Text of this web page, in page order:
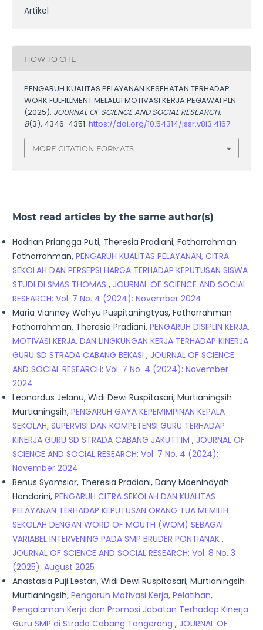
Artikel
HOW TO CITE
PENGARUH KUALITAS PELAYANAN KESEHATAN TERHADAP
WORK FULFILLMENT MELALUI MOTIVASI KERJA PEGAWAI PLN.
(2025). JOURNAL OF SCIENCE AND SOCIAL RESEARCH,
8(3), 4346-4351. https://doi.org/10.54314/jssr.v8i3.4167
MORE CITATION FORMATS
Most read articles by the same author(s)
Hadrian Priangga Puti, Theresia Pradiani, Fathorrahman
Fathorrahman, PENGARUH KUALITAS PELAYANAN, CITRA
SEKOLAH DAN PERSEPSI HARGA TERHADAP KEPUTUSAN SISWA
STUDI DI SMAS THOMAS , JOURNAL OF SCIENCE AND SOCIAL
RESEARCH: Vol. 7 No. 4 (2024): November 2024
Maria Vianney Wahyu Puspitaningtyas, Fathorrahman
Fathorrahman, Theresia Pradiani, PENGARUH DISIPLIN KERJA,
MOTIVASI KERJA, DAN LINGKUNGAN KERJA TERHADAP KINERJA
GURU SD STRADA CABANG BEKASI , JOURNAL OF SCIENCE
AND SOCIAL RESEARCH: Vol. 7 No. 4 (2024): November
2024
Leonardus Jelanu, Widi Dewi Ruspitasari, Murtianingsih
Murtianingsih, PENGARUH GAYA KEPEMIMPINAN KEPALA
SEKOLAH, SUPERVISI DAN KOMPETENSI GURU TERHADAP
KINERJA GURU SD STRADA CABANG JAKUTTIM , JOURNAL OF
SCIENCE AND SOCIAL RESEARCH: Vol. 7 No. 4 (2024):
November 2024
Benus Syamsiar, Theresia Pradiani, Dany Moenindyah
Handarini, PENGARUH CITRA SEKOLAH DAN KUALITAS
PELAYANAN TERHADAP KEPUTUSAN ORANG TUA MEMILIH
SEKOLAH DENGAN WORD OF MOUTH (WOM) SEBAGAI
VARIABEL INTERVENING PADA SMP BRUDER PONTIANAK ,
JOURNAL OF SCIENCE AND SOCIAL RESEARCH: Vol. 8 No. 3
(2025): August 2025
Anastasia Puji Lestari, Widi Dewi Ruspitasari, Murtianingsih
Murtianingsih, Pengaruh Motivasi Kerja, Pelatihan,
Pengalaman Kerja dan Promosi Jabatan Terhadap Kinerja
Guru SMP di Strada Cabang Tangerang , JOURNAL OF